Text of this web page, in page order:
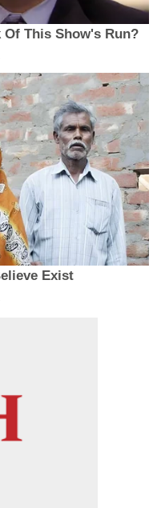
Of This Show's Run?
Exist